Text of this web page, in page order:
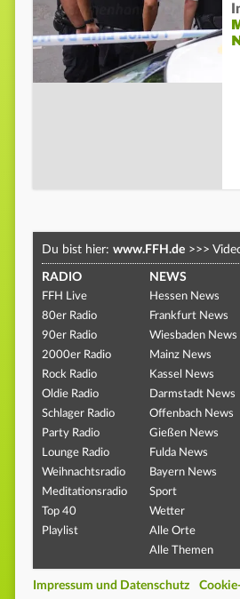
Du bist hier: www.FFH.de >>>
RADIO
FFH Live
80er Radio
90er Radio
2000er Radio
Rock Radio
Oldie Radio
Schlager Radio
Party Radio
Lounge Radio
Weihnachtsradio
Meditationsradio
Top 40
Playlist
NEWS
Hessen News
Frankfurt News
Wiesbaden News
Mainz News
Kassel News
Darmstadt News
Offenbach News
Gießen News
Fulda News
Bayern News
Sport
Wetter
Alle Orte
Alle Themen
Impressum und Datenschutz